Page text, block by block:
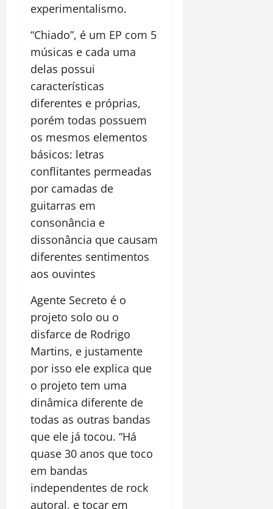
experimentalismo.
“Chiado”, é um EP com 5
músicas e cada uma
delas possui
características
diferentes e próprias,
porém todas possuem
os mesmos elementos
básicos: letras
conflitantes permeadas
por camadas de
guitarras em
consonância e
dissonância que causam
diferentes sentimentos
aos ouvintes
Agente Secreto é o
projeto solo ou o
disfarce de Rodrigo
Martins, e justamente
por isso ele explica que
o projeto tem uma
dinâmica diferente de
todas as outras bandas
que ele já tocou. “Há
quase 30 anos que toco
em bandas
independentes de rock
autoral, e tocar em